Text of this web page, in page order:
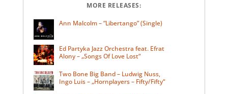
MORE RELEASES:
Ann Malcolm – “Libertango” (Single)
Ed Partyka Jazz Orchestra feat. Efrat
Alony – „Songs Of Love Lost“
Two Bone Big Band – Ludwig Nuss,
Ingo Luis – „Hornplayers – Fifty/Fifty“